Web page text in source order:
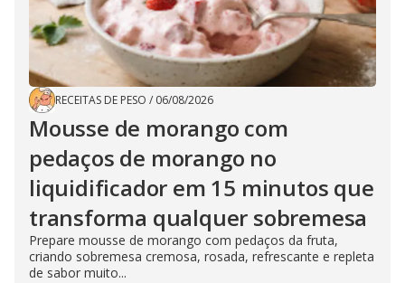
RECEITAS DE PESO / 06/08/2026
Mousse de morango com
pedaços de morango no
liquidificador em 15 minutos que
transforma qualquer sobremesa
Prepare mousse de morango com pedaços da fruta,
criando sobremesa cremosa, rosada, refrescante e repleta
de sabor muito...